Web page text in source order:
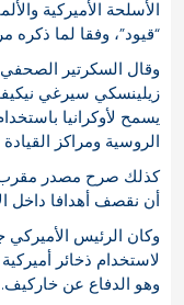
الأسلحة الأميركية
“قيود”، وفقا لما ذكره
وقال السكرتير الصحفي
زيلينسكي سيرغي
يسمح لأوكرانيا
الروسية ومراكز
كذلك صرح مصدر مقرب
أن نقصف أهدافا داخل
وكان الرئيس الأميركي
لاستخدام ذخائر
وهو الدفاع عن خاركيف.